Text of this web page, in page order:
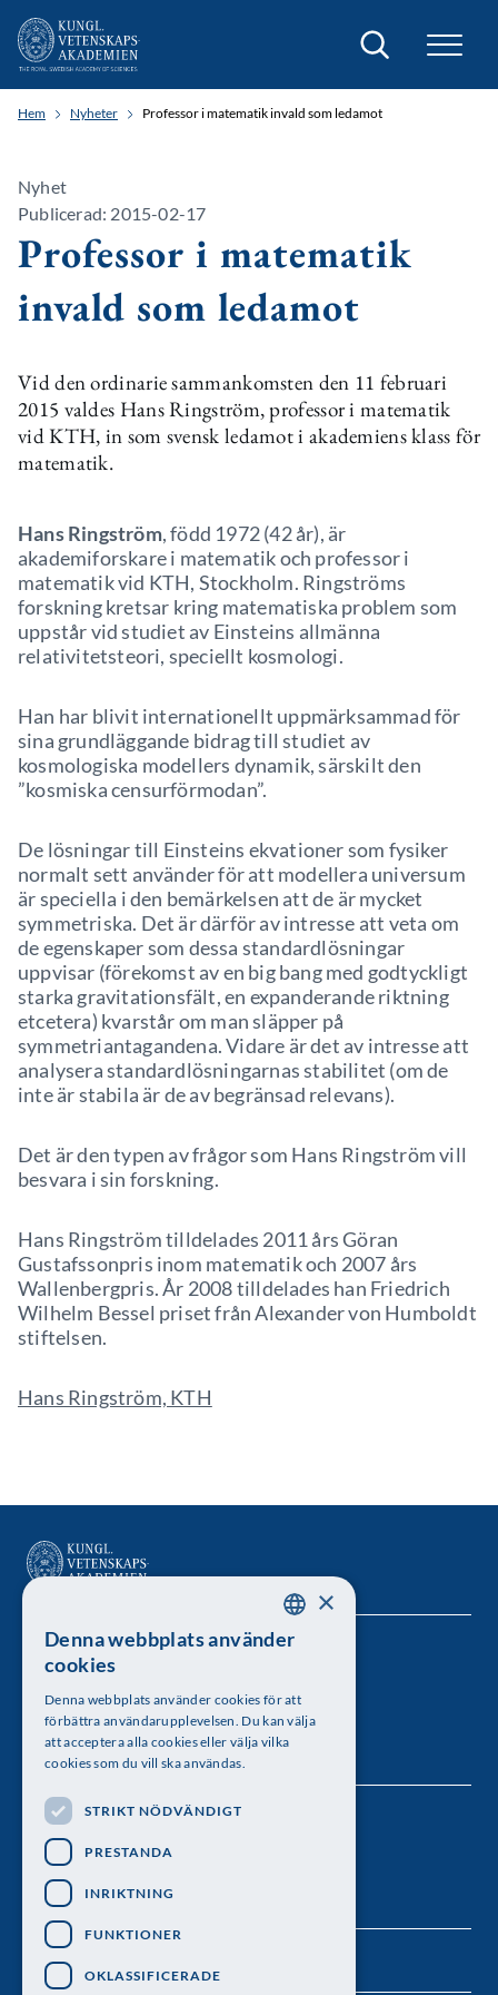
Sök
Hem Nyheter Professor i matematik invald som ledamot
Nyhet
Publicerad: 2015-02-17
Professor i matematik
invald som ledamot
Vid den ordinarie sammankomsten den 11 februari
2015 valdes Hans Ringström, professor i matematik
vid KTH, in som svensk ledamot i akademiens klass för
matematik.
Hans Ringström, född 1972 (42 år), är
akademiforskare i matematik och professor i
matematik vid KTH, Stockholm. Ringströms
forskning kretsar kring matematiska problem som
uppstår vid studiet av Einsteins allmänna
relativitetsteori, speciellt kosmologi.
Han har blivit internationellt uppmärksammad för
sina grundläggande bidrag till studiet av
kosmologiska modellers dynamik, särskilt den
”kosmiska censurförmodan”.
De lösningar till Einsteins ekvationer som fysiker
normalt sett använder för att modellera universum
är speciella i den bemärkelsen att de är mycket
symmetriska. Det är därför av intresse att veta om
de egenskaper som dessa standardlösningar
uppvisar (förekomst av en big bang med godtyckligt
starka gravitationsfält, en expanderande riktning
etcetera) kvarstår om man släpper på
symmetriantagandena. Vidare är det av intresse att
analysera standardlösningarnas stabilitet (om de
inte är stabila är de av begränsad relevans).
Det är den typen av frågor som Hans Ringström vill
besvara i sin forskning.
Hans Ringström tilldelades 2011 års Göran
Gustafssonpris inom matematik och 2007 års
Wallenbergpris. År 2008 tilldelades han Friedrich
Wilhelm Bessel priset från Alexander von Humboldt
stiftelsen.
Hans Ringström, KTH
Kungl. Vetenskapsakademien
Besöksadress: Lilla Frescativägen 4A
Telefon: 08-673 95 00
Följ oss
SWEDISH
×
Denna webbplats använder
cookies
Denna webbplats använder cookies för att
förbättra användarupplevelsen. Du kan välja
att acceptera alla cookies eller välja vilka
cookies som du vill ska användas.
STRIKT NÖDVÄNDIGT
PRESTANDA
INRIKTNING
FUNKTIONER
OKLASSIFICERADE